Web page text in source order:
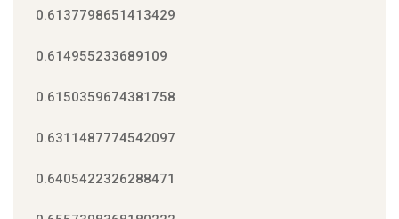
0.6137798651413429
0.614955233689109
0.6150359674381758
0.6311487774542097
0.6405422326288471